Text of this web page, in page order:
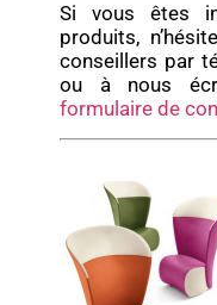
Si vous êtes
produits,
conseillers par
ou à nous
formulaire de